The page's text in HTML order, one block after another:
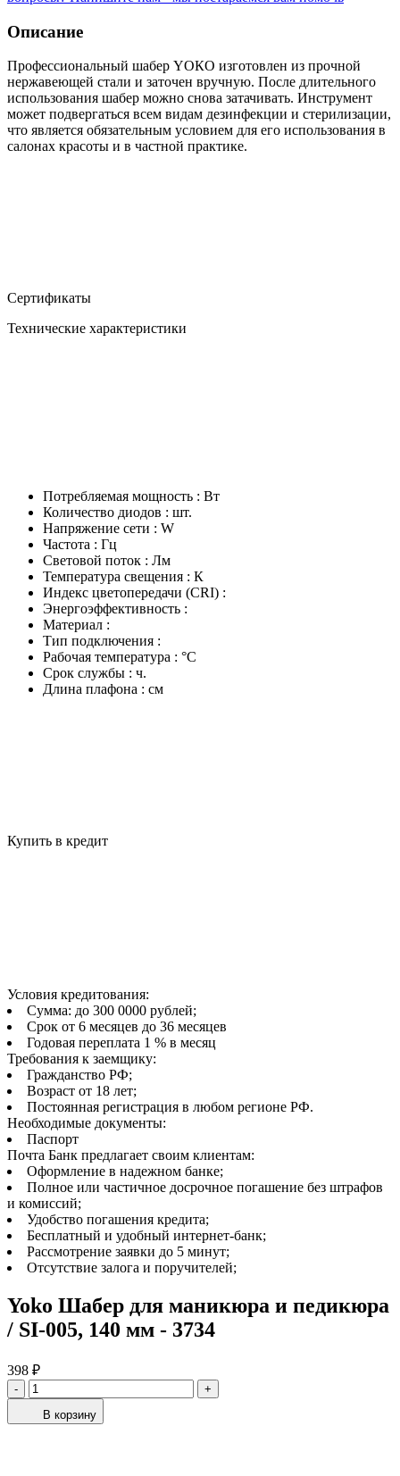
Описание
Профессиональный шабер YОКО изготовлен из прочной
нержавеющей стали и заточен вручную. После длительного
использования шабер можно снова затачивать. Инструмент
может подвергаться всем видам дезинфекции и стерилизации,
что является обязательным условием для его использования в
салонах красоты и в частной практике.
Сертификаты
Технические характеристики
Потребляемая мощность : Вт
Количество диодов : шт.
Напряжение сети : W
Частота : Гц
Световой поток : Лм
Температура свещения : К
Индекс цветопередачи (CRI) :
Энергоэффективность :
Материал :
Тип подключения :
Рабочая температура : °C
Срок службы : ч.
Длина плафона : см
Купить в кредит
Условия кредитования:
Сумма: до 300 0000 рублей;
Срок от 6 месяцев до 36 месяцев
Годовая переплата 1 % в месяц
Требования к заемщику:
Гражданство РФ;
Возраст от 18 лет;
Постоянная регистрация в любом регионе РФ.
Необходимые документы:
Паспорт
Почта Банк предлагает своим клиентам:
Оформление в надежном банке;
Полное или частичное досрочное погашение без штрафов
и комиссий;
Удобство погашения кредита;
Бесплатный и удобный интернет-банк;
Рассмотрение заявки до 5 минут;
Отсутствие залога и поручителей;
Yoko Шабер для маникюра и педикюра
/ SI-005, 140 мм - 3734
398 ₽
-
+
В корзину